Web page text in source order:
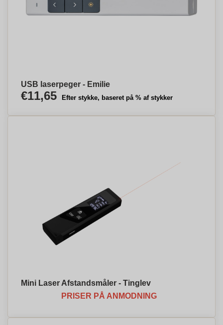
USB laserpeger - Emilie
€11,65 Efter stykke, baseret på % af stykker
Mini Laser Afstandsmåler - Tinglev
PRISER PÅ ANMODNING